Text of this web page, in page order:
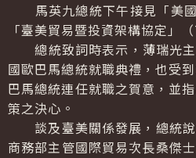
馬英九總統下午接見「美國
「臺美貿易暨投資架構協定」
總統致詞時表示，薄瑞光主
國歐巴馬總統就職典禮，也受
巴馬總統連任就職之賀意，並
策之決心。
談及臺美關係發展，總統說
商務部主管國際貿易次長桑傑